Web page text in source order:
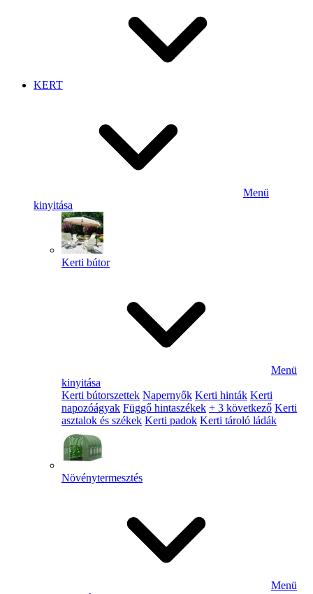
KERT
Menü
kinyitása
Kerti bútor
Menü
kinyitása
Kerti bútorszettek Napernyők Kerti hinták Kerti
napozóágyak Függő hintaszékek + 3 következő Kerti
asztalok és székek Kerti padok Kerti tároló ládák
Növénytermesztés
Menü